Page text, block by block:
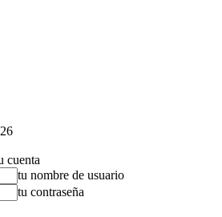
cuenta
tu nombre de usuario
tu contraseña